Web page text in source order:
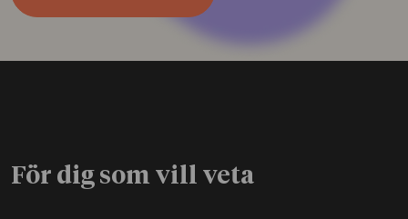
För dig som vill veta